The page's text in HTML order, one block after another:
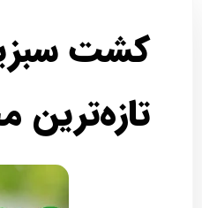
کشت